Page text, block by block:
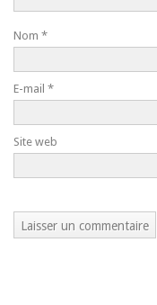
Nom *
E-mail *
Site web